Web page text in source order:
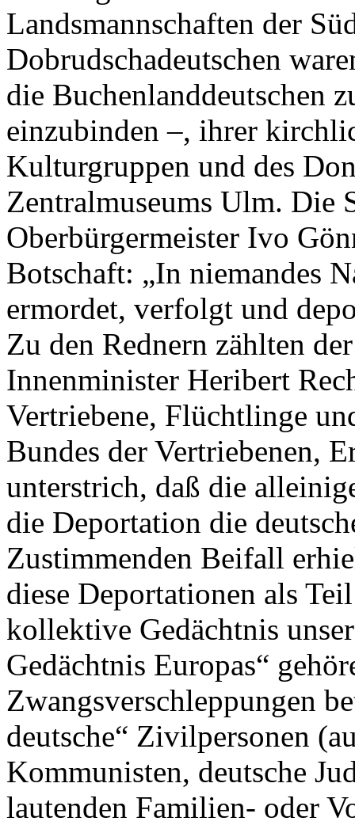
Landsmannschaften der
Dobrudschadeutschen
die Buchenlanddeutschen
einzubinden –, ihrer
Kulturgruppen und des
Zentralmuseums Ulm. Die
Oberbürgermeister Ivo
Botschaft: „In niemandes
ermordet, verfolgt und
Zu den Rednern zählten
Innenminister Heribert
Vertriebene, Flüchtlinge
Bundes der Vertriebenen,
unterstrich, daß die
die Deportation die
Zustimmenden Beifall
diese Deportationen als
kollektive Gedächtnis
Gedächtnis Europas“
Zwangsverschleppungen
deutsche“ Zivilpersonen
Kommunisten, deutsche
lautenden Familien- oder